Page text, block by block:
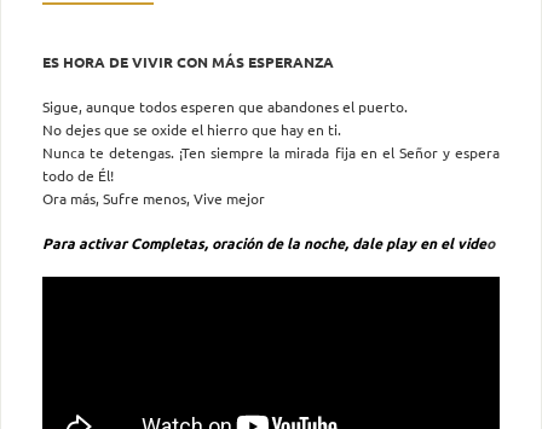
ES HORA DE VIVIR CON MÁS ESPERANZA
Sigue, aunque todos esperen que abandones el puerto.
No dejes que se oxide el hierro que hay en ti.
Nunca te detengas. ¡Ten siempre la mirada fija en el Señor y espera
todo de Él!
Ora más, Sufre menos, Vive mejor
Para activar Completas, oración de la noche, dale play en el video